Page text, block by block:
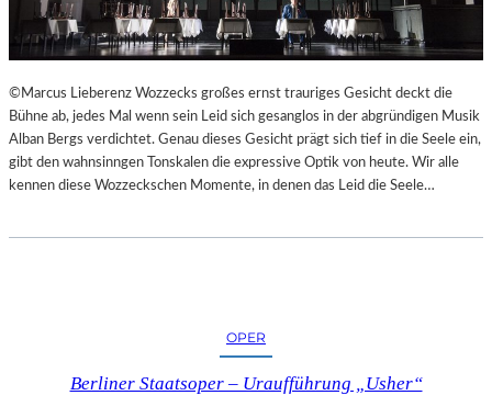
©Marcus Lieberenz Wozzecks großes ernst trauriges Gesicht deckt die
Bühne ab, jedes Mal wenn sein Leid sich gesanglos in der abgründigen Musik
Alban Bergs verdichtet. Genau dieses Gesicht prägt sich tief in die Seele ein,
gibt den wahnsinngen Tonskalen die expressive Optik von heute. Wir alle
kennen diese Wozzeckschen Momente, in denen das Leid die Seele…
OPER
Berliner Staatsoper – Uraufführung „Usher“